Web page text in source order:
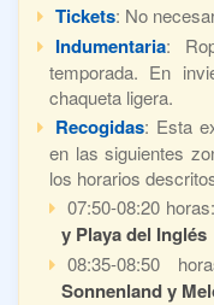
Tickets: No
Indumentaria:
temporada. En
chaqueta ligera.
Recogidas: Esta
en las siguientes
los horarios
07:50-08:20
y Playa del Inglés
08:35-08:50
Sonnenland y